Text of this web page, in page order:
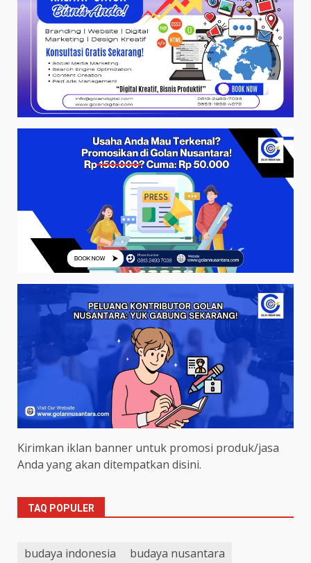
Kirimkan iklan banner untuk promosi produk/jasa
Anda yang akan ditempatkan disini.
TAQ POPULER
budaya indonesia
budaya nusantara